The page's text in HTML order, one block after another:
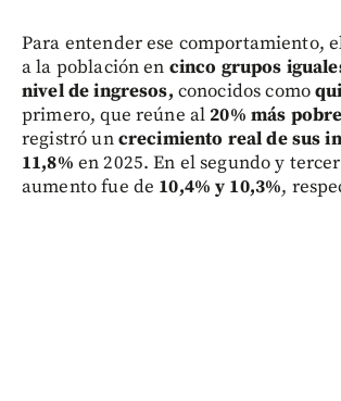
Para entender ese comportamiento,
a la población en cinco grupos
nivel de ingresos, conocidos como
primero, que reúne al20% más
registró uncrecimiento real de sus
11,8% en 2025. En el segundo y
aumento fue de 10,4% y 10,3%,